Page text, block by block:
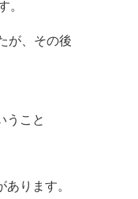
。
が、その後
うこと
あります。